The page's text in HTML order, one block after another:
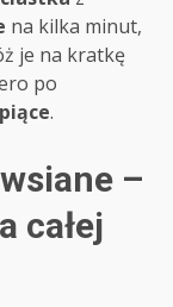
na kilka minut,
je na kratkę
po
.
–
całej